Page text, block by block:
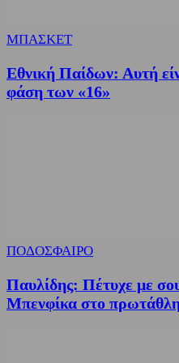
ΜΠΑΣΚΕΤ
Εθνική Παίδων: Αυτή
φάση των «16»
ΠΟΔΟΣΦΑΙΡΟ
Παυλίδης: Πέτυχε με
Μπενφίκα στο